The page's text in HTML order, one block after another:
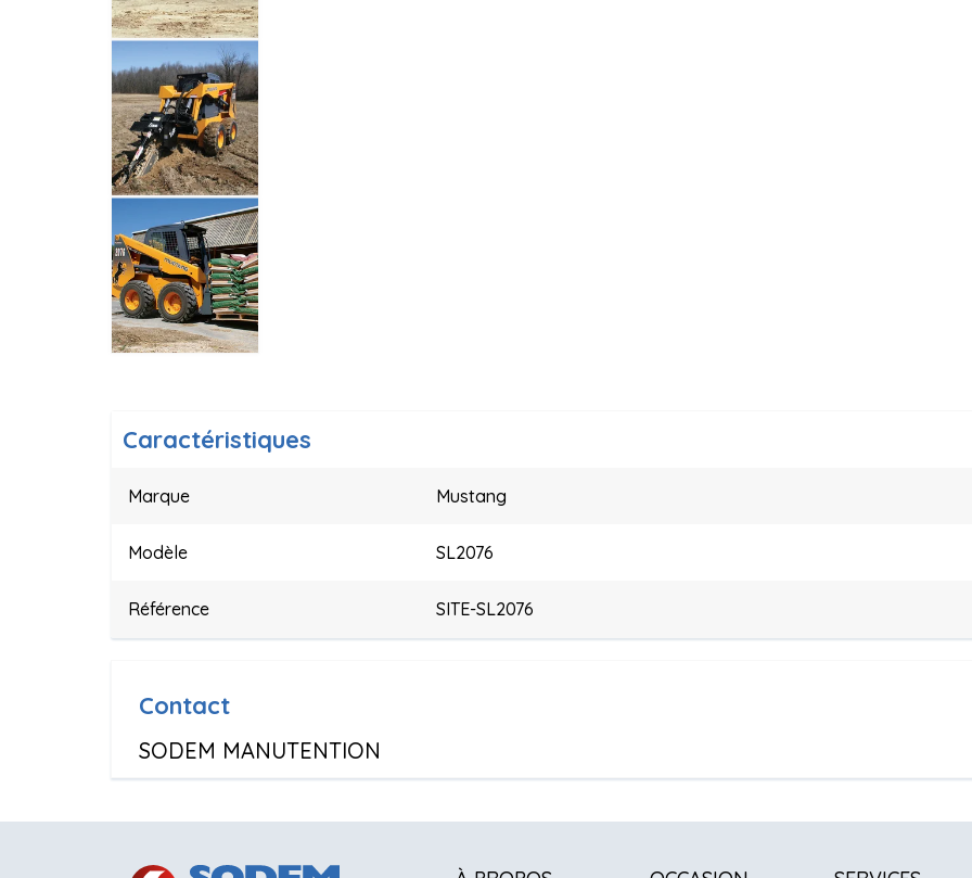
Caractéristiques
Marque Mustang
Modèle SL2076
Référence SITE-SL2076
Contact
SODEM MANUTENTION